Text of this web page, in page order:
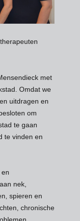
met
Omdat we
uitdragen en
om
te gaan
te vinden en
nek,
spieren en
chronische